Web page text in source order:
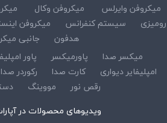
میکروفن وایرلس
میکروفن وکال
رومیزی
سیستم کنفرانس میکروفن
هدفون
جانبی
میکسر صدا
پاورمیکسر پاور
امپلیفایر دیواری
کارت صدا رکوردر صدا
رقص نور
مووینگ
ویدیوهای محصولات در